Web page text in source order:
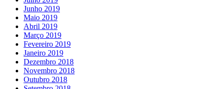
Junho 2019
Maio 2019
Abril 2019
Março 2019
Fevereiro 2019
Janeiro 2019
Dezembro 2018
Novembro 2018
Outubro 2018